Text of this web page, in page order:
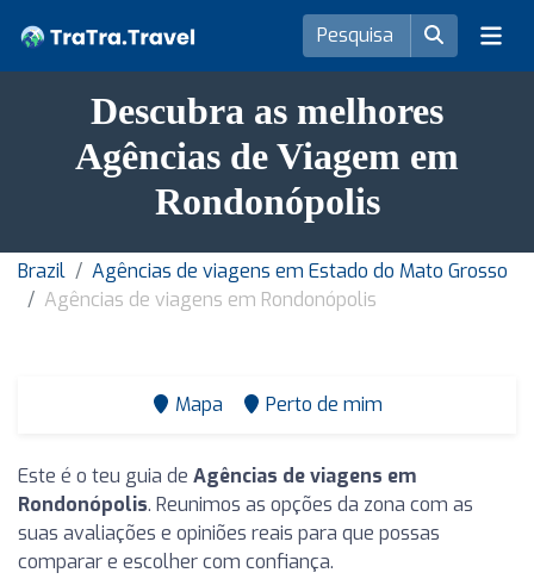
Descubra as melhores
Agências de Viagem em
Rondonópolis
Brazil
Agências de viagens em Estado do Mato Grosso
Agências de viagens em Rondonópolis
Mapa Perto de mim
Este é o teu guia de Agências de viagens em
Rondonópolis. Reunimos as opções da zona com as
suas avaliações e opiniões reais para que possas
comparar e escolher com confiança.